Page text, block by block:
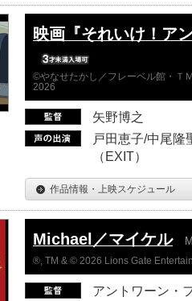
映画『それいけ！ア
©やなせたかし／フレーベル館・Ｔ
2026
矢野博之
戸田恵子/中尾隆
（EXIT）
作品情報・上映スケジュール
Michael／マイケル
®, TM & © 2026 Lions Gate
アントワーン・